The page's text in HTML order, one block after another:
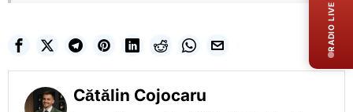
Cătălin Cojocaru
RADIO LIVE